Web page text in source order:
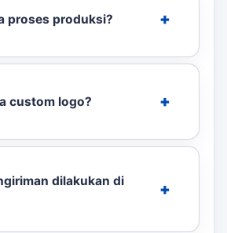
proses produksi?
custom logo?
dilakukan di